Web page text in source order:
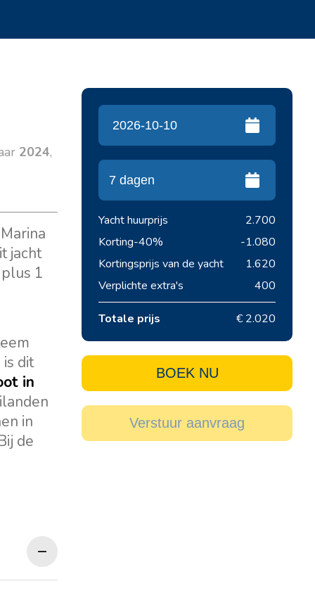
2024,
jacht
1
dit
in
in
de
Yacht huurprijs
2.700
Korting-40%
-1.080
Kortingsprijs van de yacht
1.620
Verplichte extra's
400
Totale prijs € 2.020
BOEK NU
Verstuur aanvraag